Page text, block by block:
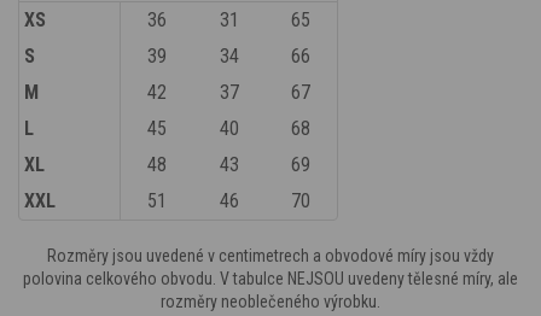
XS
36 31
65
S
39 34
66
M
42 37
67
L
45 40
68
XL
48 43
69
XXL
51 46 70
Rozměry jsou uvedené v centimetrech a obvodové míry jsou vždy
polovina celkového obvodu. V tabulce NEJSOU uvedeny tělesné míry, ale
rozměry neoblečeného výrobku.